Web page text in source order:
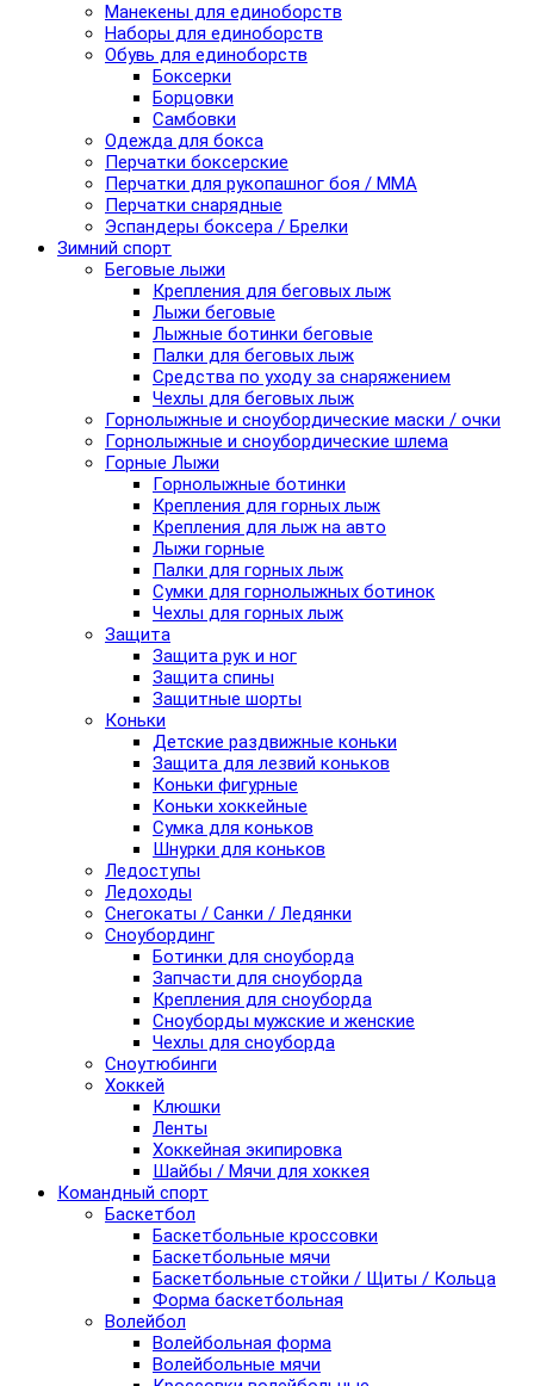
Манекены для единоборств
Наборы для единоборств
Обувь для единоборств
Боксерки
Борцовки
Самбовки
Одежда для бокса
Перчатки боксерские
Перчатки для рукопашног боя / ММА
Перчатки снарядные
Эспандеры боксера / Брелки
Зимний спорт
Беговые лыжи
Крепления для беговых лыж
Лыжи беговые
Лыжные ботинки беговые
Палки для беговых лыж
Средства по уходу за снаряжением
Чехлы для беговых лыж
Горнолыжные и сноубордические маски / очки
Горнолыжные и сноубордические шлема
Горные Лыжи
Горнолыжные ботинки
Крепления для горных лыж
Крепления для лыж на авто
Лыжи горные
Палки для горных лыж
Сумки для горнолыжных ботинок
Чехлы для горных лыж
Защита
Защита рук и ног
Защита спины
Защитные шорты
Коньки
Детские раздвижные коньки
Защита для лезвий коньков
Коньки фигурные
Коньки хоккейные
Сумка для коньков
Шнурки для коньков
Ледоступы
Ледоходы
Снегокаты / Санки / Ледянки
Сноубординг
Ботинки для сноуборда
Запчасти для сноуборда
Крепления для сноуборда
Сноуборды мужские и женские
Чехлы для сноуборда
Сноутюбинги
Хоккей
Клюшки
Ленты
Хоккейная экипировка
Шайбы / Мячи для хоккея
Командный спорт
Баскетбол
Баскетбольные кроссовки
Баскетбольные мячи
Баскетбольные стойки / Щиты / Кольца
Форма баскетбольная
Волейбол
Волейбольная форма
Волейбольные мячи